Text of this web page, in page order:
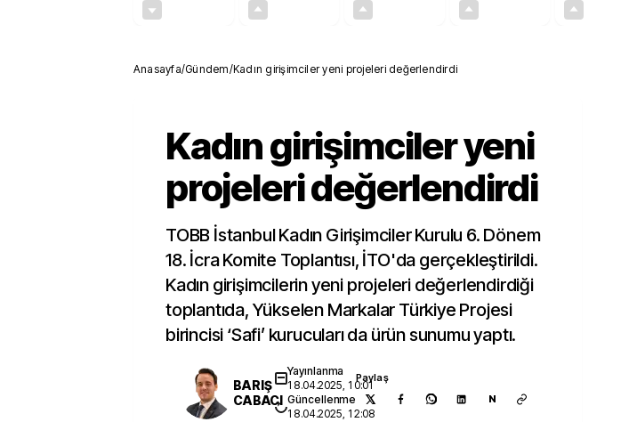
Anasayfa/Gündem/Kadın girişimciler yeni projeleri değerlendirdi
Kadın girişimciler yeni
projeleri değerlendirdi
TOBB İstanbul Kadın Girişimciler Kurulu 6. Dönem
18. İcra Komite Toplantısı, İTO'da gerçekleştirildi.
Kadın girişimcilerin yeni projeleri değerlendirdiği
toplantıda, Yükselen Markalar Türkiye Projesi
birincisi ‘Safi’ kurucuları da ürün sunumu yaptı.
BARIŞ
CABACI
Yayınlanma
18.04.2025, 10:01
Güncellenme
18.04.2025, 12:08
Paylaş
N